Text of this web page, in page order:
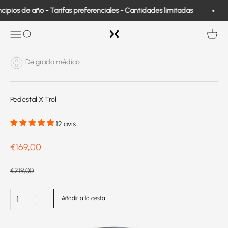
de año - Tarifas preferenciales - Cantidades limitadas
Abrir navegación
Buscar en Exo Medical Ver
De grado médico
Pedestal X Trol
12 avis
Prix de vente
€169,00
Prix normal
€219,00
Añadir a la cesta